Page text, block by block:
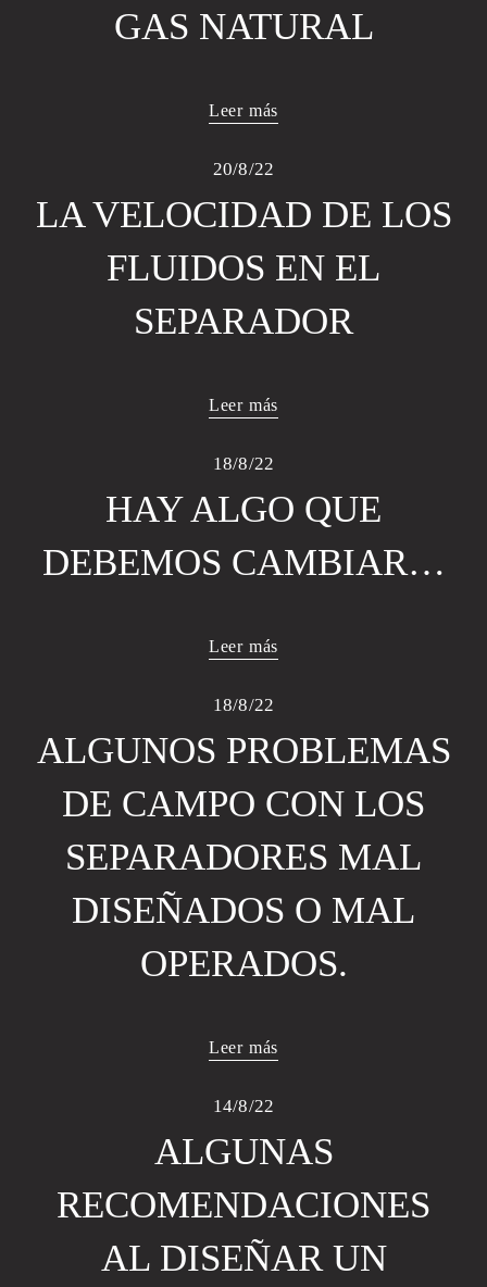
GAS NATURAL
Leer más
20/8/22
LA VELOCIDAD DE LOS
FLUIDOS EN EL
SEPARADOR
Leer más
18/8/22
HAY ALGO QUE
DEBEMOS CAMBIAR…
Leer más
18/8/22
ALGUNOS PROBLEMAS
DE CAMPO CON LOS
SEPARADORES MAL
DISEÑADOS O MAL
OPERADOS.
Leer más
14/8/22
ALGUNAS
RECOMENDACIONES
AL DISEÑAR UN